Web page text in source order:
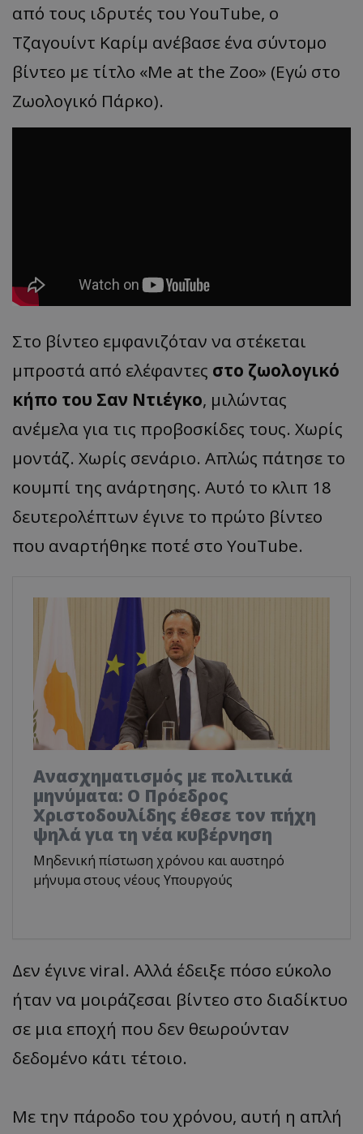
από τους ιδρυτές του YouTube, ο
Τζαγουίντ Καρίμ ανέβασε ένα σύντομο
βίντεο με τίτλο «Me at the Zoo» (Εγώ στο
Ζωολογικό Πάρκο).
Στο βίντεο εμφανιζόταν να στέκεται
μπροστά από ελέφαντες στο ζωολογικό
κήπο του Σαν Ντιέγκο, μιλώντας
ανέμελα για τις προβοσκίδες τους. Χωρίς
μοντάζ. Χωρίς σενάριο. Απλώς πάτησε το
κουμπί της ανάρτησης. Αυτό το κλιπ 18
δευτερολέπτων έγινε το πρώτο βίντεο
που αναρτήθηκε ποτέ στο YouTube.
Ανασχηματισμός με πολιτικά
μηνύματα: Ο Πρόεδρος
Χριστοδουλίδης έθεσε τον πήχη
ψηλά για τη νέα κυβέρνηση
Μηδενική πίστωση χρόνου και αυστηρό
μήνυμα στους νέους Υπουργούς
Δεν έγινε viral. Αλλά έδειξε πόσο εύκολο
ήταν να μοιράζεσαι βίντεο στο διαδίκτυο
σε μια εποχή που δεν θεωρούνταν
δεδομένο κάτι τέτοιο.
Με την πάροδο του χρόνου, αυτή η απλή